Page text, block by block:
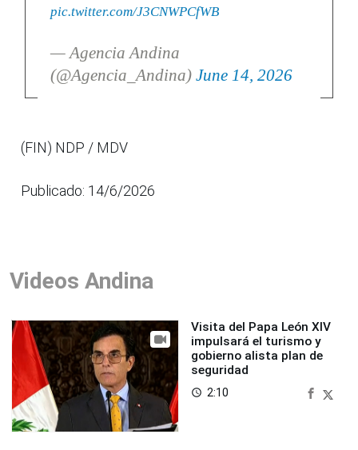
pic.twitter.com/J3CNWPCfWB
— Agencia Andina
(@Agencia_Andina) June 14, 2026
(FIN) NDP / MDV
Publicado: 14/6/2026
Videos Andina
Visita del Papa León XIV
impulsará el turismo y
gobierno alista plan de
seguridad
access_time 2:10